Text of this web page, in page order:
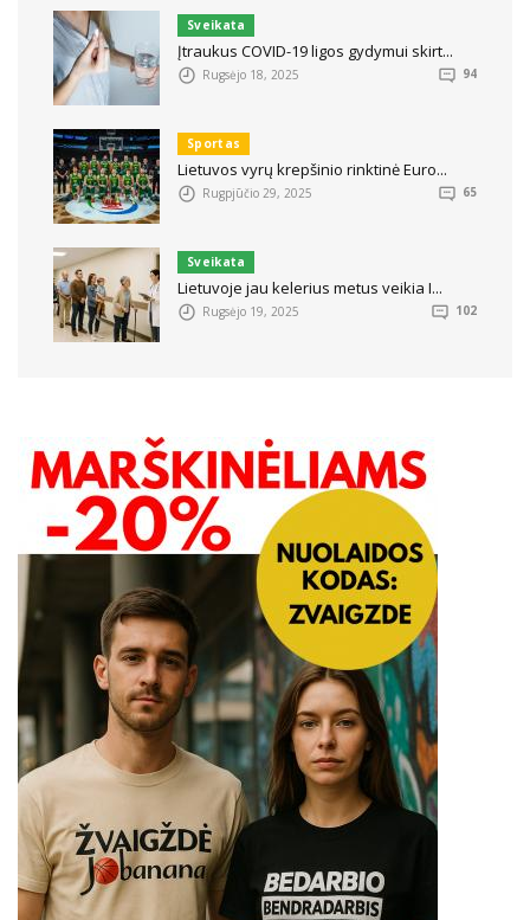
Sveikata
Įtraukus COVID-19 ligos gydymui skirt...
Rugsėjo 18, 2025 94
Sportas
Lietuvos vyrų krepšinio rinktinė Euro...
Rugpjūčio 29, 2025 65
Sveikata
Lietuvoje jau kelerius metus veikia I...
Rugsėjo 19, 2025 102